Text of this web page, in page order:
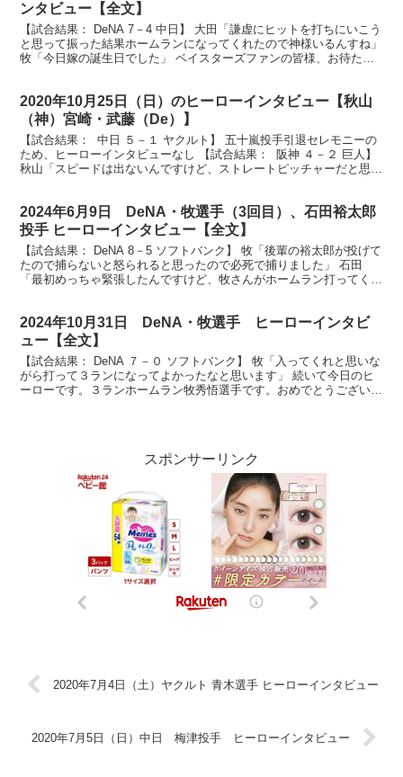
ンタビュー【全文】
【試合結果： DeNA 7－4 中日】 大田「謙虚にヒットを打ちにいこう
と思って振った結果ホームランになってくれたので神様いるんすね」
牧「今日嫁の誕生日でした」 ベイスターズファンの皆様、お待たせ
2020年10月25日（日）のヒーローインタビュー【秋山
（神）宮崎・武藤（De）】
【試合結果： 中日 ５－１ ヤクルト】 五十嵐投手引退セレモニーの
ため、ヒーローインタビューなし 【試合結果： 阪神 ４－２ 巨人】
秋山「スピードは出ないんですけど、ストレートピッチャーだと思っ
2024年6月9日 DeNA・牧選手（3回目）、石田裕太郎
投手 ヒーローインタビュー【全文】
【試合結果： DeNA 8－5 ソフトバンク】 牧「後輩の裕太郎が投げて
たので捕らないと怒られると思ったので必死で捕りました」 石田
「最初めっちゃ緊張したんですけど、牧さんがホームラン打ってくれ
2024年10月31日 DeNA・牧選手 ヒーローインタビ
ュー【全文】
【試合結果： DeNA ７－０ ソフトバンク】 牧「入ってくれと思いな
がら打って３ランになってよかったなと思います」 続いて今日のヒ
ーローです。３ランホームラン牧秀悟選手です。おめでとうございま
スポンサーリンク
2020年7月4日（土）ヤクルト 青木選手 ヒーローインタビュー
2020年7月5日（日）中日 梅津投手 ヒーローインタビュー